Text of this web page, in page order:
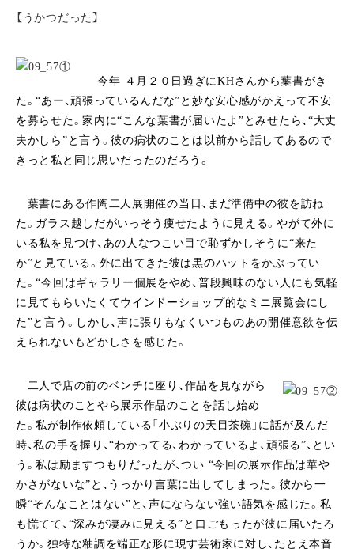
【うかつだった】
今年 ４月２０日過ぎにKHさんから葉書がき
た。“あー、頑張っているんだな”と妙な安心感がかえって不安
を募らせた。家内に“こんな葉書が届いたよ”とみせたら、“大丈
夫かしら”と言う。彼の病状のことは以前から話してあるので
きっと私と同じ思いだったのだろう。
葉書にある作陶二人展開催の当日、まだ準備中の彼を訪ね
た。ガラス越しだがいっそう痩せたように見える。やがて外に
いる私を見つけ、あの人なつこい目で恥ずかしそうに“来た
か”と見ている。外に出てきた彼は黒のハットをかぶってい
た。“今回はギャラリー個展をやめ、普段興味のない人にも気軽
に見てもらいたくてウインドーショップ的なミニ展覧会にし
た”と言う。しかし、声に張りもなくいつものあの開催意欲を伝
えられないもどかしさを感じた。
二人で店の前のベンチに座り、作品を見ながら
彼は病状のことやら展示作品のことを話し始め
た。私が制作依頼している「小ぶりの天目茶碗」に話が及んだ
時、私の手を握り、“わかってる、わかっているよ、頑張る”、とい
う。私は励ますつもりだったが、つい “今回の展示作品は華や
かさがないな”と、うっかり言葉に出してしまった。彼から一
瞬“そんなことはない”と、声にならない強い語気を感じた。私
も慌てて、“深みが凄みに見える”と口ごもったが彼に届いたろ
うか。独特な釉調を端正な形に現す芸術家に対し、たとえ本音